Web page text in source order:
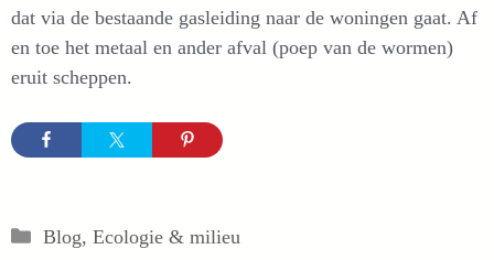
dat via de bestaande gasleiding naar de woningen gaat. Af
en toe het metaal en ander afval (poep van de wormen)
eruit scheppen.
Categorieën
Blog, Ecologie & milieu